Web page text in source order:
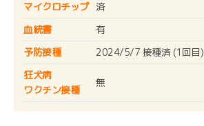
マイクロチップ 済
血統書
有
予防接種
2024/5/7 接種済 (1回目)
狂犬病
ワクチン接種
無